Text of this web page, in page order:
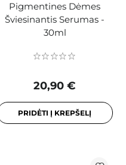
Pigmentines Dėmes
Šviesinantis Serumas -
30ml
20,90 €
PRIDĖTI Į KREPŠELĮ